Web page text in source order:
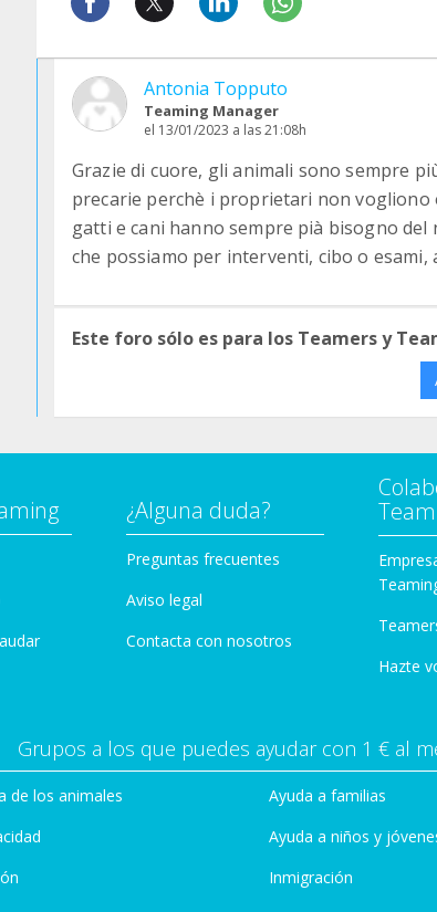
Antonia Topputo
Teaming Manager
el 13/01/2023 a las 21:08h
Grazie di cuore, gli animali sono sempre
precarie perchè i proprietari non
gatti e cani hanno sempre pià bisogno
che possiamo per interventi, cibo o esami,
Este foro sólo es para los Teamers y
¿Alguna duda?
Preguntas frecuentes
Aviso legal
Contacta con nosotros
Hazte
Grupos a los que puedes ayudar con 1 € al
de los animales
Ayuda a familias
Ayuda a niños y
Inmigración